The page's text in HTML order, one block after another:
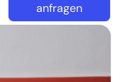
anfragen